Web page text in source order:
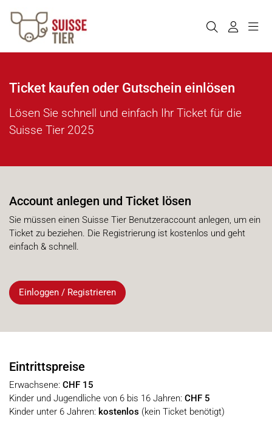
Ticket kaufen oder Gutschein einlösen
Lösen Sie schnell und einfach Ihr Ticket für die
Suisse Tier 2025
Account anlegen und Ticket lösen
Sie müssen einen Suisse Tier Benutzeraccount anlegen, um ein
Ticket zu beziehen. Die Registrierung ist kostenlos und geht
einfach & schnell.
Einloggen / Registrieren
Eintrittspreise
Erwachsene: CHF 15
Kinder und Jugendliche von 6 bis 16 Jahren: CHF 5
Kinder unter 6 Jahren: kostenlos (kein Ticket benötigt)